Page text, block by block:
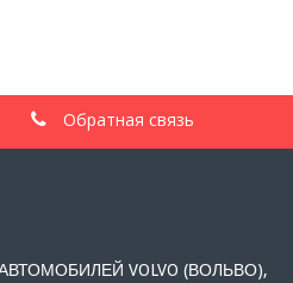
Обратная связь
VOLVO (ВОЛЬВО),